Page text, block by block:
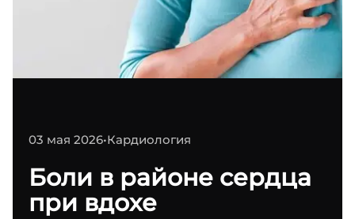
03 мая 2026•Кардиология
Боли в районе сердца
при вдохе